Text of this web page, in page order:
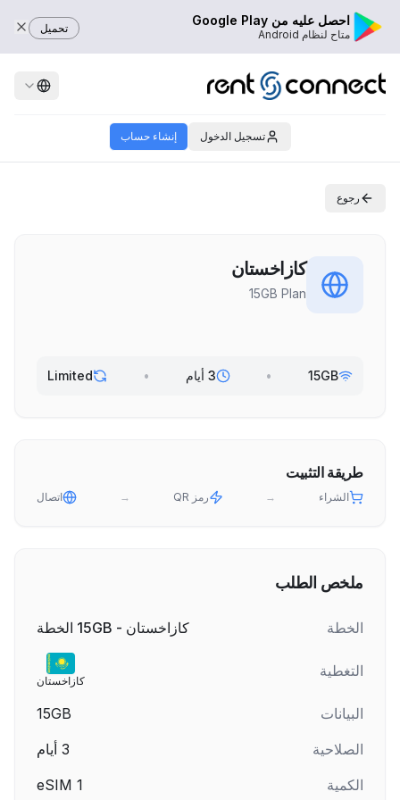
احصل عليه من Google Play
متاح لنظام Android تحميل
تسجيل الدخول إنشاء حساب
رجوع
كازاخستان
15GB Plan
15GB
• 3 أيام •
Limited
طريقة التثبيت
الشراء → رمز QR → اتصال
ملخص الطلب
الخطة كازاخستان - 15GB الخطة
التغطية
كازاخستان
البيانات
15GB
الصلاحية
3 أيام
الكمية
1